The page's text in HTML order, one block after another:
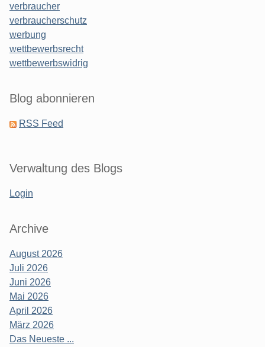
verbraucher
verbraucherschutz
werbung
wettbewerbsrecht
wettbewerbswidrig
Blog abonnieren
RSS Feed
Verwaltung des Blogs
Login
Archive
August 2026
Juli 2026
Juni 2026
Mai 2026
April 2026
März 2026
Das Neueste ...